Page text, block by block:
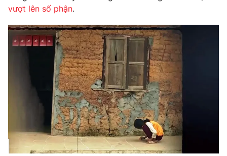
Phim VTV
Hậu trường
Nhân vật
Giải sao mai
Giải trí
Điện ảnh
Đời sống
Làm đẹp
Chất lượng cuộc sống
Tuyển sinh
Học trực tuyến
Công nghệ
Hitech Công nghệ tương lai
Sản phẩm
Giao lưu trực tuyến
vượt lên số phận.